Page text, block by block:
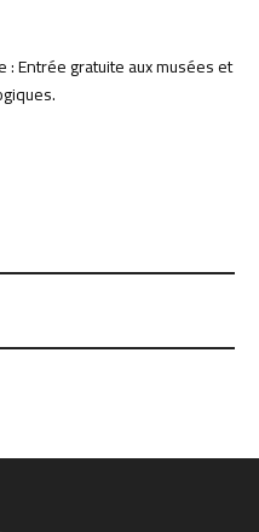
: Entrée gratuite aux musées et